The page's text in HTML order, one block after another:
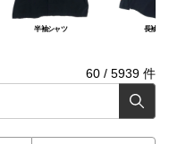
半袖シャツ 長袖シ
60 / 5939 件